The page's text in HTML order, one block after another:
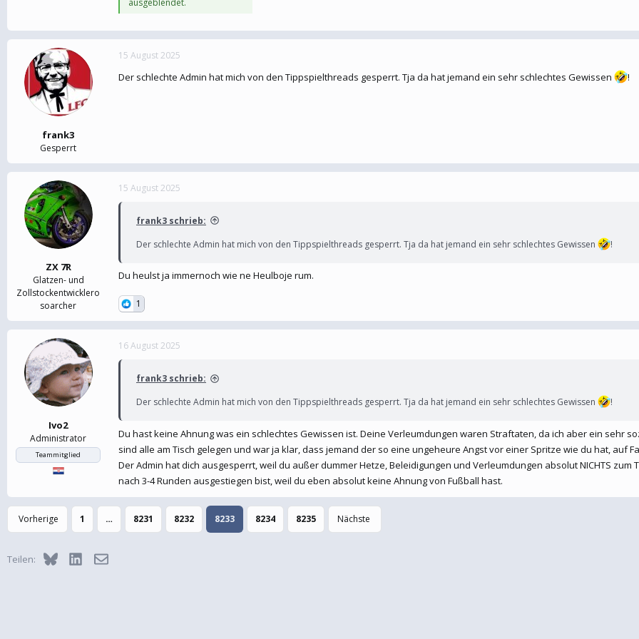
frank3
Gesperrt
15 August 2025
Der schlechte Admin hat mich von den Tippspielthreads gesperrt. Tja da hat jemand ein sehr schlechtes Gewissen !
ZX 7R
Glatzen- und
Zollstockentwicklero
soarcher
15 August 2025
frank3 schrieb:
Der schlechte Admin hat mich von den Tippspielthreads gesperrt. Tja da hat jemand ein sehr schlechtes Gewissen
!
Du heulst ja immernoch wie ne Heulboje rum.
1
Ivo2
Administrator
Teammitglied
16 August 2025
frank3 schrieb:
Der schlechte Admin hat mich von den Tippspielthreads gesperrt. Tja da hat jemand ein sehr schlechtes Gewissen
!
Du hast keine Ahnung was ein schlechtes Gewissen ist. Deine Verleumdungen waren Straftaten, da ich aber ein sehr
sind alle am Tisch gelegen und war ja klar, dass jemand der so eine ungeheure Angst vor einer Spritze wie du hat, auf
Der Admin hat dich ausgesperrt, weil du außer dummer Hetze, Beleidigungen und Verleumdungen absolut NICHTS
nach 3-4 Runden ausgestiegen bist, weil du eben absolut keine Ahnung von Fußball hast.
Vorherige 1 … 8231 8232 8233 8234 8235 Nächste
Teilen: Bluesky LinkedInE-Mail